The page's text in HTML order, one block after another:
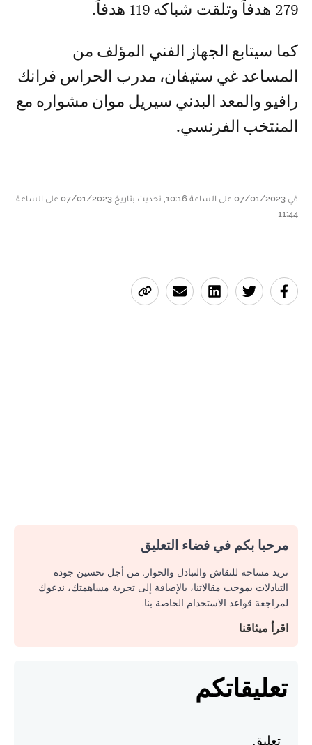
279 هدفاً وتلقت شباكه 119 هدفاً.
كما سيتابع الجهاز الفني المؤلف من
المساعد غي ستيفان، مدرب الحراس فرانك
رافيو والمعد البدني سيريل موان مشواره مع
المنتخب الفرنسي.
في 07/01/2023 على الساعة 10:16, تحديث بتاريخ 07/01/2023 على الساعة
11:44
مرحبا بكم في فضاء التعليق
نريد مساحة للنقاش والتبادل والحوار. من أجل تحسين جودة
التبادلات بموجب مقالاتنا، بالإضافة إلى تجربة مساهمتك، ندعوك
لمراجعة قواعد الاستخدام الخاصة بنا.
اقرأ ميثاقنا
تعليقاتكم
تعليق